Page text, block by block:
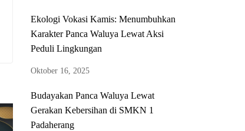
Ekologi Vokasi Kamis: Menumbuhkan
Karakter Panca Waluya Lewat Aksi
Peduli Lingkungan
Oktober 16, 2025
Budayakan Panca Waluya Lewat
Gerakan Kebersihan di SMKN 1
Padaherang